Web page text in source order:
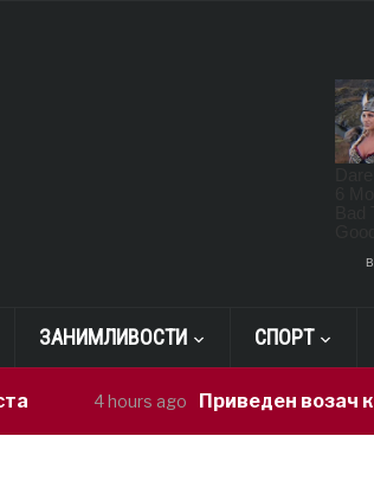
ЗАНИМЛИВОСТИ СПОРТ
4 hours ago Приведен возач кој